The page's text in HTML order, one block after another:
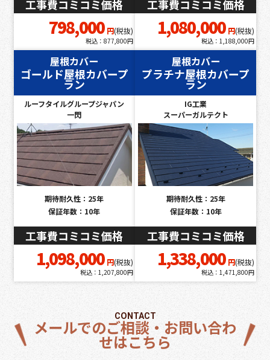
工事費コミコミ価格
798,000 円(税抜)
税込：877,800円
工事費コミコミ価格
1,080,000 円(税抜)
税込：1,188,000円
屋根カバー
ゴールド屋根カバープ
ラン
ルーフタイルグループジャパン
一閃
期待耐久性：25年
保証年数：10年
工事費コミコミ価格
1,098,000 円(税抜)
税込：1,207,800円
屋根カバー
プラチナ屋根カバープ
ラン
IG工業
スーパーガルテクト
期待耐久性：25年
保証年数：10年
工事費コミコミ価格
1,338,000 円(税抜)
税込：1,471,800円
メールでのご相談・お問い合わ
せはこちら
CONTACT